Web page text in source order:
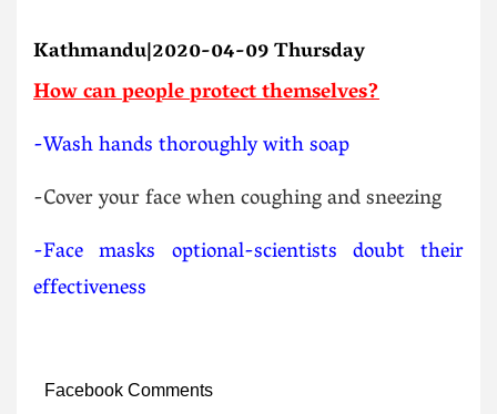
Kathmandu|2020-04-09 Thursday
How can people protect themselves?
-Wash hands thoroughly with soap
-Cover your face when coughing and sneezing
-Face masks optional-scientists doubt their
effectiveness
Facebook Comments